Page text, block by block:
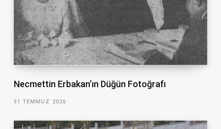
Necmettin Erbakan’ın Düğün Fotoğrafı
31 TEMMUZ 2026